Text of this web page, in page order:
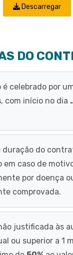
Descarregar
DO
celebrado por
, com início no dia
duração do
em caso de
por doença
comprovada.
justificada às
ou superior a 1